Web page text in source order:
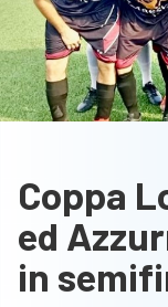
Coppa
ed
in